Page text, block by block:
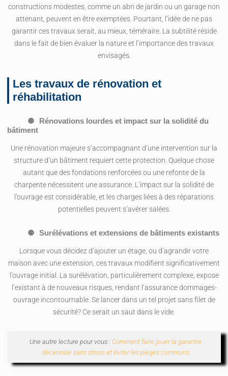
constructions modestes, comme un abri de jardin ou un garage non
attenant, peuvent en être exemptées. Pourtant, l’idée de ne pas
garantir ces travaux serait, au mieux, téméraire. La subtilité réside
dans le fait de bien évaluer la nature et l’importance des travaux
envisagés.
Les travaux de rénovation et
réhabilitation
Rénovations lourdes et impact sur la solidité du
bâtiment
Une rénovation majeure s’accompagnant d’une intervention sur la
structure d’un bâtiment requiert cette protection. Quelque chose
autant que des fondations renforcées ou une refonte de la
charpente nécessitent une assurance. L’impact sur la solidité de
l’ouvrage est considérable, et les charges liées à des réparations
potentielles peuvent s’avérer salées.
Surélévations et extensions de bâtiments existants
Lorsque vous décidez d’ajouter un étage, ou d’agrandir votre
maison avec une extension, ces travaux modifient significativement
l’ouvrage initial. La surélévation, particulièrement complexe, expose
l’existant à de nouveaux risques, rendant l’assurance dommages-
ouvrage incontournable. Se lancer dans un tel projet sans filet de
sécurité? Ce serait un saut dans le vide.
Une autre lecture pour vous : Comment faire jouer la garantie
décennale sans stress et éviter les pièges communs